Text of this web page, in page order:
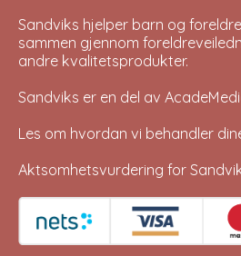
Sandviks hjelper barn og
sammen gjennom
andre kvalitetsprodukter.
Sandviks er en del av
Les om hvordan vi behandler
Aktsomhetsvurdering for